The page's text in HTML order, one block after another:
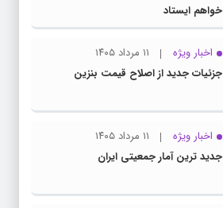
خواهم ایستاد
اخبار ویژه
۱۱ مرداد ۱۴۰۵
جزئیات جدید از اصلاح قیمت بنزین
اخبار ویژه
۱۱ مرداد ۱۴۰۵
جدید ترین آمار جمعیتی ایران